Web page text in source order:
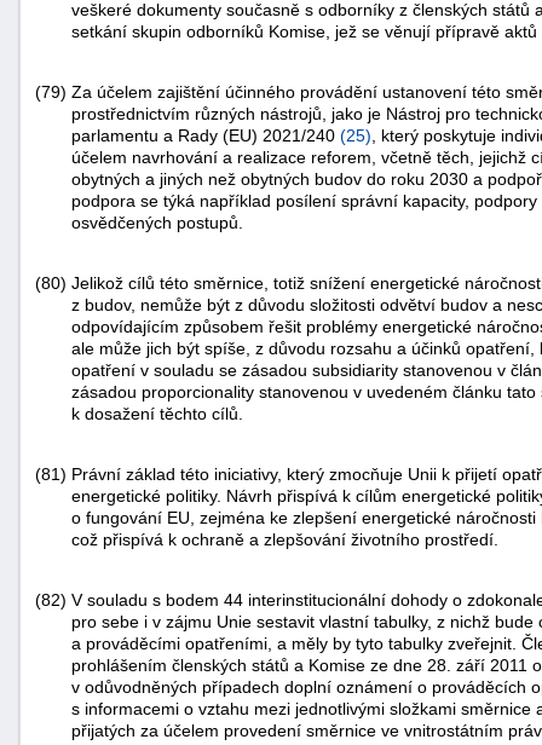
veškeré dokumenty současně s odborníky z členských
setkání skupin odborníků Komise, jež se věnují přípravě
(79) Za účelem zajištění účinného provádění ustanovení této
prostřednictvím různých nástrojů, jako je Nástroj pro
parlamentu a Rady (EU) 2021/240 (25) , který poskytuje
účelem navrhování a realizace reforem, včetně těch, jejichž
obytných a jiných než obytných budov do roku 2030 a
podpora se týká například posílení správní kapacity,
osvědčených postupů.
(80) Jelikož cílů této směrnice, totiž snížení energetické
z budov, nemůže být z důvodu složitosti odvětví budov a
odpovídajícím způsobem řešit problémy energetické
ale může jich být spíše, z důvodu rozsahu a účinků
opatření v souladu se zásadou subsidiarity stanovenou v
zásadou proporcionality stanovenou v uvedeném článku
k dosažení těchto cílů.
(81) Právní základ této iniciativy, který zmocňuje Unii k přijetí
energetické politiky. Návrh přispívá k cílům energetické
o fungování EU, zejména ke zlepšení energetické
což přispívá k ochraně a zlepšování životního prostředí.
(82) V souladu s bodem 44 interinstitucionální dohody o
pro sebe i v zájmu Unie sestavit vlastní tabulky, z nichž
a prováděcími opatřeními, a měly by tyto tabulky zveřejnit.
prohlášením členských států a Komise ze dne 28. září 2011
v odůvodněných případech doplní oznámení o prováděcích
s informacemi o vztahu mezi jednotlivými složkami
přijatých za účelem provedení směrnice ve vnitrostátním